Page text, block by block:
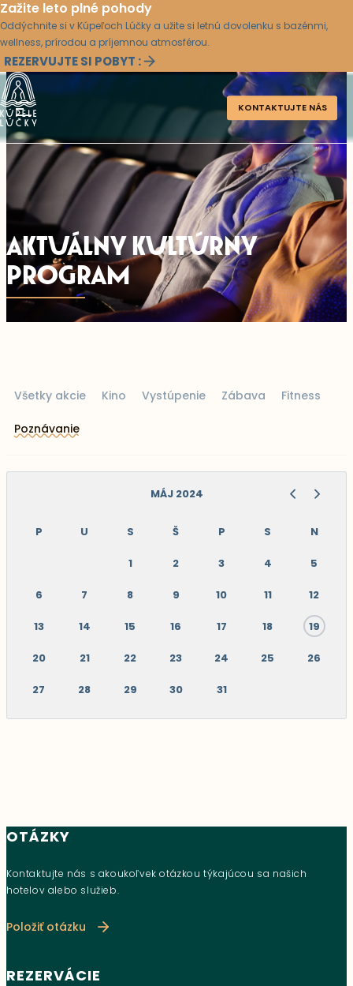
Zažite leto plné pohody
Oddýchnite si v Kúpeľoch Lúčky a užite si letnú dovolenku s bazénmi,
wellness, prírodou a príjemnou atmosférou.
REZERVUJTE SI POBYT :
KONTAKTUJTE NÁS
AKTUÁLNY KULTÚRNY
PROGRAM
Všetky akcie Kino Vystúpenie Zábava Fitness
Poznávanie
MÁJ 2024
P U S Š P S N
1 2 3 4 5
6 7 8 9 10 11 12
13 14 15 16 17 18 19
20 21 22 23 24 25 26
27 28 29 30 31
OTÁZKY
Kontaktujte nás s akoukoľvek otázkou týkajúcou sa našich
hotelov alebo služieb.
Položiť otázku
REZERVÁCIE